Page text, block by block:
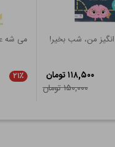
من، شب بخیر!
۱۱۸,۵۰۰ تومان
۱۵۰,۰۰۰ تومان
می شه
۲۱٪